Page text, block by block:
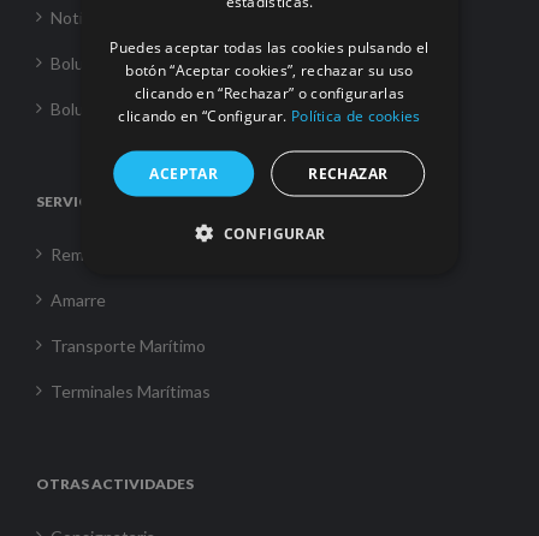
Noticias
Boluda Towage
Boluda Shipping
SERVICIOS
Remolque
Amarre
Transporte Marítimo
Terminales Marítimas
OTRAS ACTIVIDADES
Puedes aceptar todas las cookies pulsando el
botón “Aceptar cookies”, rechazar su uso
clicando en “Rechazar” o configurarlas
clicando en “Configurar. Política de cookies
ACEPTAR RECHAZAR
CONFIGURAR